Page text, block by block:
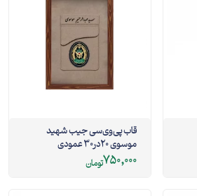
قاب پی‌وی‌سی جیب شهید
موسوی 20در30 عمودی
750,000تومان